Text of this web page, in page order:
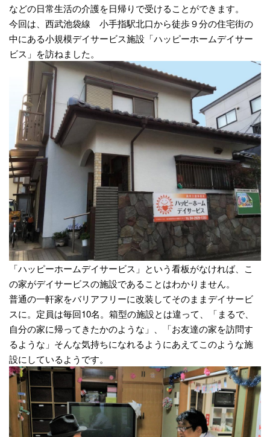
などの日常生活の介護を日帰りで受けることができます。
今回は、西武池袋線 小手指駅北口から徒歩９分の住宅街の
中にある小規模デイサービス施設「ハッピーホームデイサー
ビス」を訪ねました。
「ハッピーホームデイサービス」という看板がなければ、こ
の家がデイサービスの施設であることはわかりません。
普通の一軒家をバリアフリーに改装してそのままデイサービ
スに。定員は毎回10名。箱型の施設とは違って、「まるで、
自分の家に帰ってきたかのような」、「お友達の家を訪問す
るような」そんな気持ちになれるようにあえてこのような施
設にしているようです。